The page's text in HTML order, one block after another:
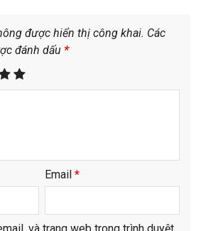
được hiển thị công khai. Các
đánh dấu *
Email *